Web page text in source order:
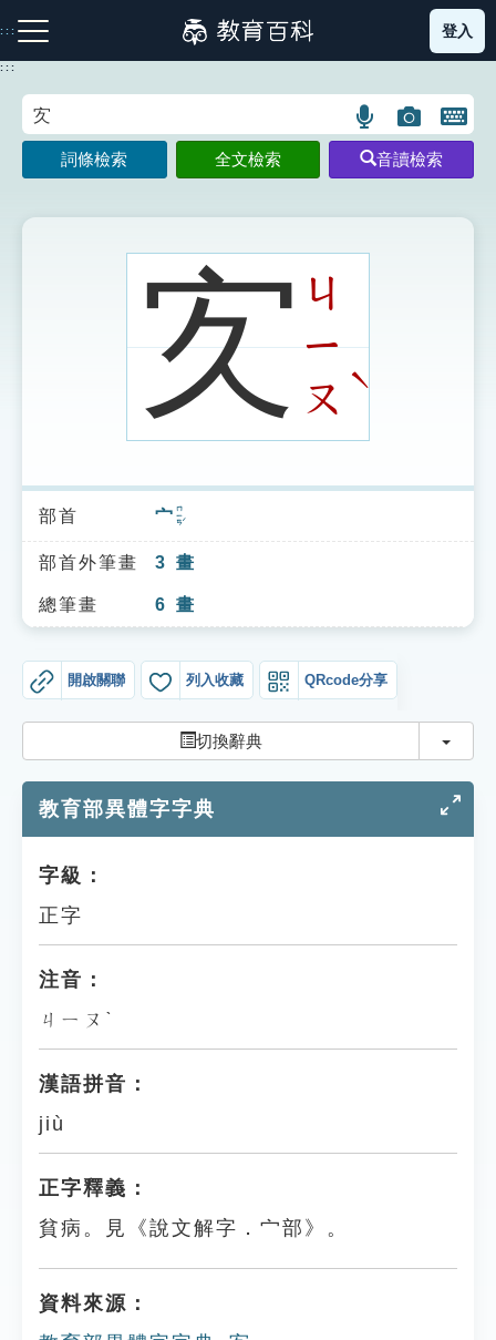
到
主
:::
注音索引圖示 筆畫索引圖示 部首索引表圖示
索引選單
知識索引
單字索引
遊戲專區
教學應用
貓頭鷹博士
登入
:::
語
言
搜
示
圖
片
搜
開
鍵
圖
詞條檢索 全文檢索 音讀檢索
㝌 ㄐ
ㄧ
ㄡ
ˋ
部首 宀 ㄇㄧㄢˊ
部首外筆畫 3 畫
總筆畫 6 畫
開啟關聯 列入收藏 QRcode分享
切換辭典 切換
教育部異體字字典
字級：
正字
注音：
ㄐㄧㄡˋ
漢語拼音：
jiù
正字釋義：
貧病。見《說文解字．宀部》。
資料來源：